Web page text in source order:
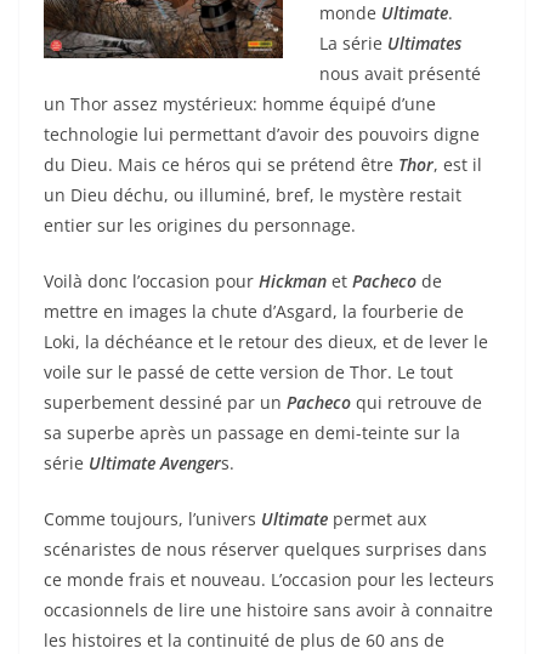
monde Ultimate.
La série Ultimates
nous avait présenté
un Thor assez mystérieux: homme équipé d’une
technologie lui permettant d’avoir des pouvoirs digne
du Dieu. Mais ce héros qui se prétend être Thor, est il
un Dieu déchu, ou illuminé, bref, le mystère restait
entier sur les origines du personnage.
Voilà donc l’occasion pour Hickman et Pacheco de
mettre en images la chute d’Asgard, la fourberie de
Loki, la déchéance et le retour des dieux, et de lever le
voile sur le passé de cette version de Thor. Le tout
superbement dessiné par un Pacheco qui retrouve de
sa superbe après un passage en demi-teinte sur la
série Ultimate Avengers.
Comme toujours, l’univers Ultimate permet aux
scénaristes de nous réserver quelques surprises dans
ce monde frais et nouveau. L’occasion pour les lecteurs
occasionnels de lire une histoire sans avoir à connaitre
les histoires et la continuité de plus de 60 ans de